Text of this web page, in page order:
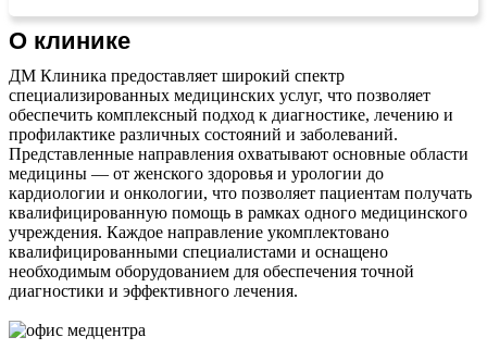
О клинике
ДМ Клиника предоставляет широкий спектр
специализированных медицинских услуг, что позволяет
обеспечить комплексный подход к диагностике, лечению и
профилактике различных состояний и заболеваний.
Представленные направления охватывают основные области
медицины — от женского здоровья и урологии до
кардиологии и онкологии, что позволяет пациентам получать
квалифицированную помощь в рамках одного медицинского
учреждения. Каждое направление укомплектовано
квалифицированными специалистами и оснащено
необходимым оборудованием для обеспечения точной
диагностики и эффективного лечения.